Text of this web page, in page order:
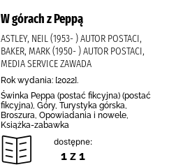
W górach z Peppą
ASTLEY, NEIL (1953- ) AUTOR POSTACI,
BAKER, MARK (1950- ) AUTOR POSTACI,
MEDIA SERVICE ZAWADA
Rok wydania: [2022].
Świnka Peppa (postać fikcyjna) (postać
fikcyjna), Góry, Turystyka górska,
Broszura, Opowiadania i nowele,
Książka-zabawka
dostępne:
1 z 1